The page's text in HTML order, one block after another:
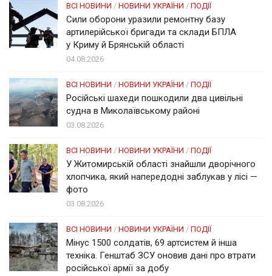
ВСІ НОВИНИ / НОВИНИ УКРАЇНИ / ПОДІЇ
Сили оборони уразили ремонтну базу
артилерійської бригади та склади БПЛА
у Криму й Брянській області
04.08.2026
ВСІ НОВИНИ / НОВИНИ УКРАЇНИ / ПОДІЇ
Російські шахеди пошкодили два цивільні
судна в Миколаївському районі
03.08.2026
ВСІ НОВИНИ / НОВИНИ УКРАЇНИ / ПОДІЇ
У Житомирській області знайшли дворічного
хлопчика, який напередодні заблукав у лісі —
фото
03.08.2026
ВСІ НОВИНИ / НОВИНИ УКРАЇНИ / ПОДІЇ
Мінус 1500 солдатів, 69 артсистем й інша
техніка. Генштаб ЗСУ оновив дані про втрати
російської армії за добу